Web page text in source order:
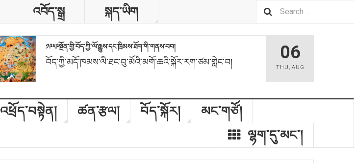
འབོད་སྒྲ སྐད་ཡིག
༡༩༥༩སྔོན་གྱི་བོད་ཀྱི་ལོ་རྒྱུས་དང་ཁྲིམས་ཐོག་གི་གནས་བབ།
བོད་ཀྱི་མདོ་ཁམས་ལི་ཐང་བུ་མོའི་མགོ་ཆའི་སྐོར་རག་ཙམ་གླེང་བ། 06
THU , AUG
འཕྲོད་བསྟེན། ཚན་རྩལ། བོད་སྐོར།
མང་གཙོ།
ལྷག་དུ་མང༌།